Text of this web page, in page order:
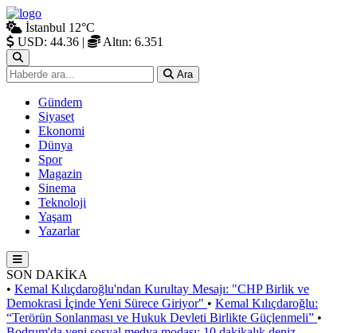
İstanbul 12°C
USD: 44.36 | Altın: 6.351
Ara
Gündem
Siyaset
Ekonomi
Dünya
Spor
Magazin
Sinema
Teknoloji
Yaşam
Yazarlar
SON DAKİKA
• Kemal Kılıçdaroğlu'ndan Kurultay Mesajı: "CHP Birlik ve
Demokrasi İçinde Yeni Sürece Giriyor" • Kemal Kılıçdaroğlu:
“Terörün Sonlanması ve Hukuk Devleti Birlikte Güçlenmeli” •